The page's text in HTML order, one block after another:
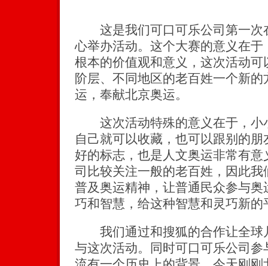
这是我们可口可乐公司第一次
心举办活动。这个大赛的意义在
根本的价值观和意义，这次活动
阶层、不同地区的老百姓一个新
运，奉献北京奥运。
这次活动特殊的意义在于，小
自己就可以收藏，也可以跟别的
好的标志，也是人文奥运非常有
司比较关注一般的老百姓，因此
普及奥运精神，让普通民众参与
巧和智慧，给这种智慧和灵巧新的
我们通过和搜狐的合作让全球
与这次活动。同时可口可乐公司